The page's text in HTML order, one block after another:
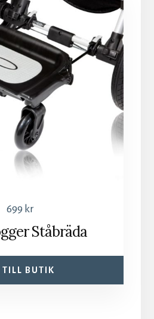
699 kr
Ståbräda
TILL BUTIK